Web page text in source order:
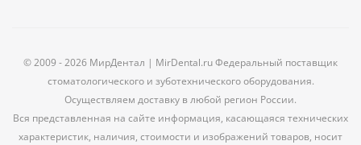
© 2009 - 2026 МирДентал | MirDental.ru Федеральный поставщик
стоматологического и зуботехнического оборудования.
Осуществляем доставку в любой регион России.
Вся представленная на сайте информация, касающаяся технических
характеристик, наличия, стоимости и изображений товаров, носит